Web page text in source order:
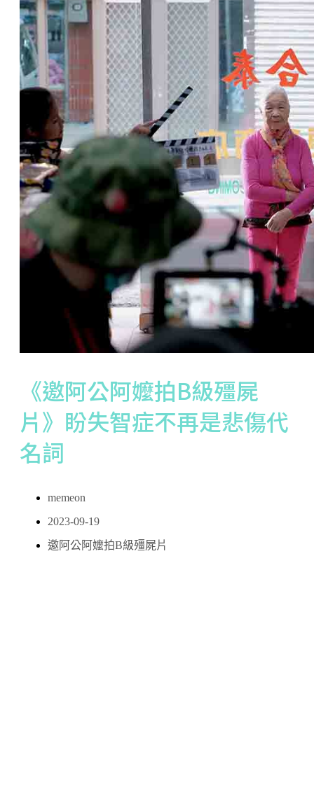
《邀阿公阿嬤拍B級殭屍
片》盼失智症不再是悲傷代
名詞
memeon
2023-09-19
邀阿公阿嬤拍B級殭屍片